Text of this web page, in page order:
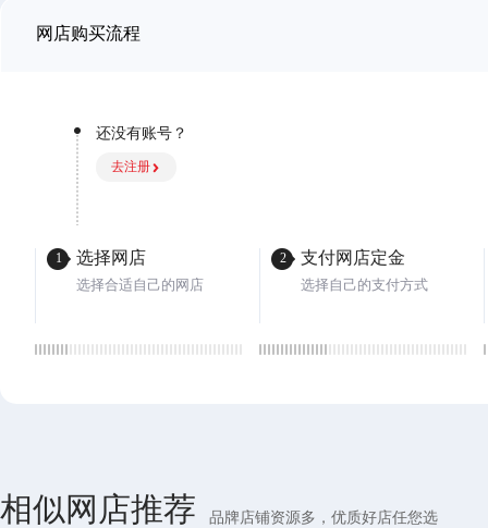
网店购买流程
1 选择网店
选择合适自己的网店
还没有账号？
去注册
2 支付网店定金
选择自己的支付方式
相似网店推荐 品牌店铺资源多，优质好店任您选